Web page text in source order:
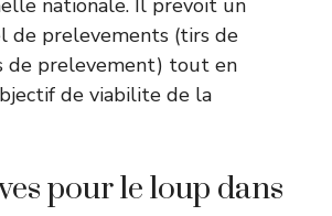
nationale. Il prevoit un
de prelevements (tirs de
de prelevement) tout en
de viabilite de la
pour le loup dans